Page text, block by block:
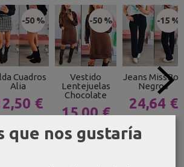
-50 %
Cuadros
Alia
€
24,99 €
-50 %
Vestido
Lentejuelas
Chocolate
15,00 €
29,99 €
-15 %
Jeans MissBon
Negros
24,64 €
28,99 €
que nos gustaría